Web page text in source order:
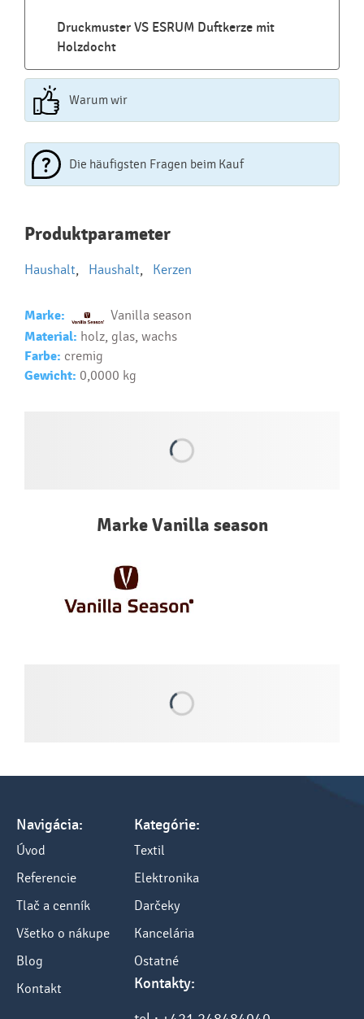
Druckmuster VS ESRUM Duftkerze mit
Holzdocht
Warum wir
Die häufigsten Fragen beim Kauf
Najčastejšie otázky pri nákupe
reklamných predmetov
Ako realizujete potlač na reklamné premedy?
Ako si vybrať správny predmet?
Text...
Produktparameter
Haushalt Haushalt Kerzen
Marke: Vanilla season
Material: holz, glas, wachs
Farbe: cremig
Gewicht: 0,0000 kg
Marke Vanilla season
Navigácia:
Úvod
Referencie
Tlač a cenník
Všetko o nákupe
Blog
Kontakt
Kategórie:
Textil
Elektronika
Darčeky
Kancelária
Ostatné
Kontakty: